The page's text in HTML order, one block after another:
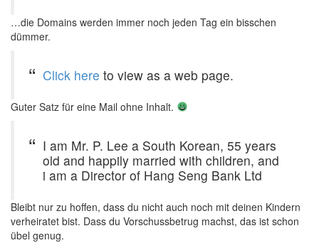
…die Domains werden immer noch jeden Tag ein bisschen
dümmer.
Click here to view as a web page.
Guter Satz für eine Mail ohne Inhalt.
I am Mr. P. Lee a South Korean, 55 years
old and happily married with children, and
i am a Director of Hang Seng Bank Ltd
Bleibt nur zu hoffen, dass du nicht auch noch mit deinen Kindern
verheiratet bist. Dass du Vorschussbetrug machst, das ist schon
übel genug.